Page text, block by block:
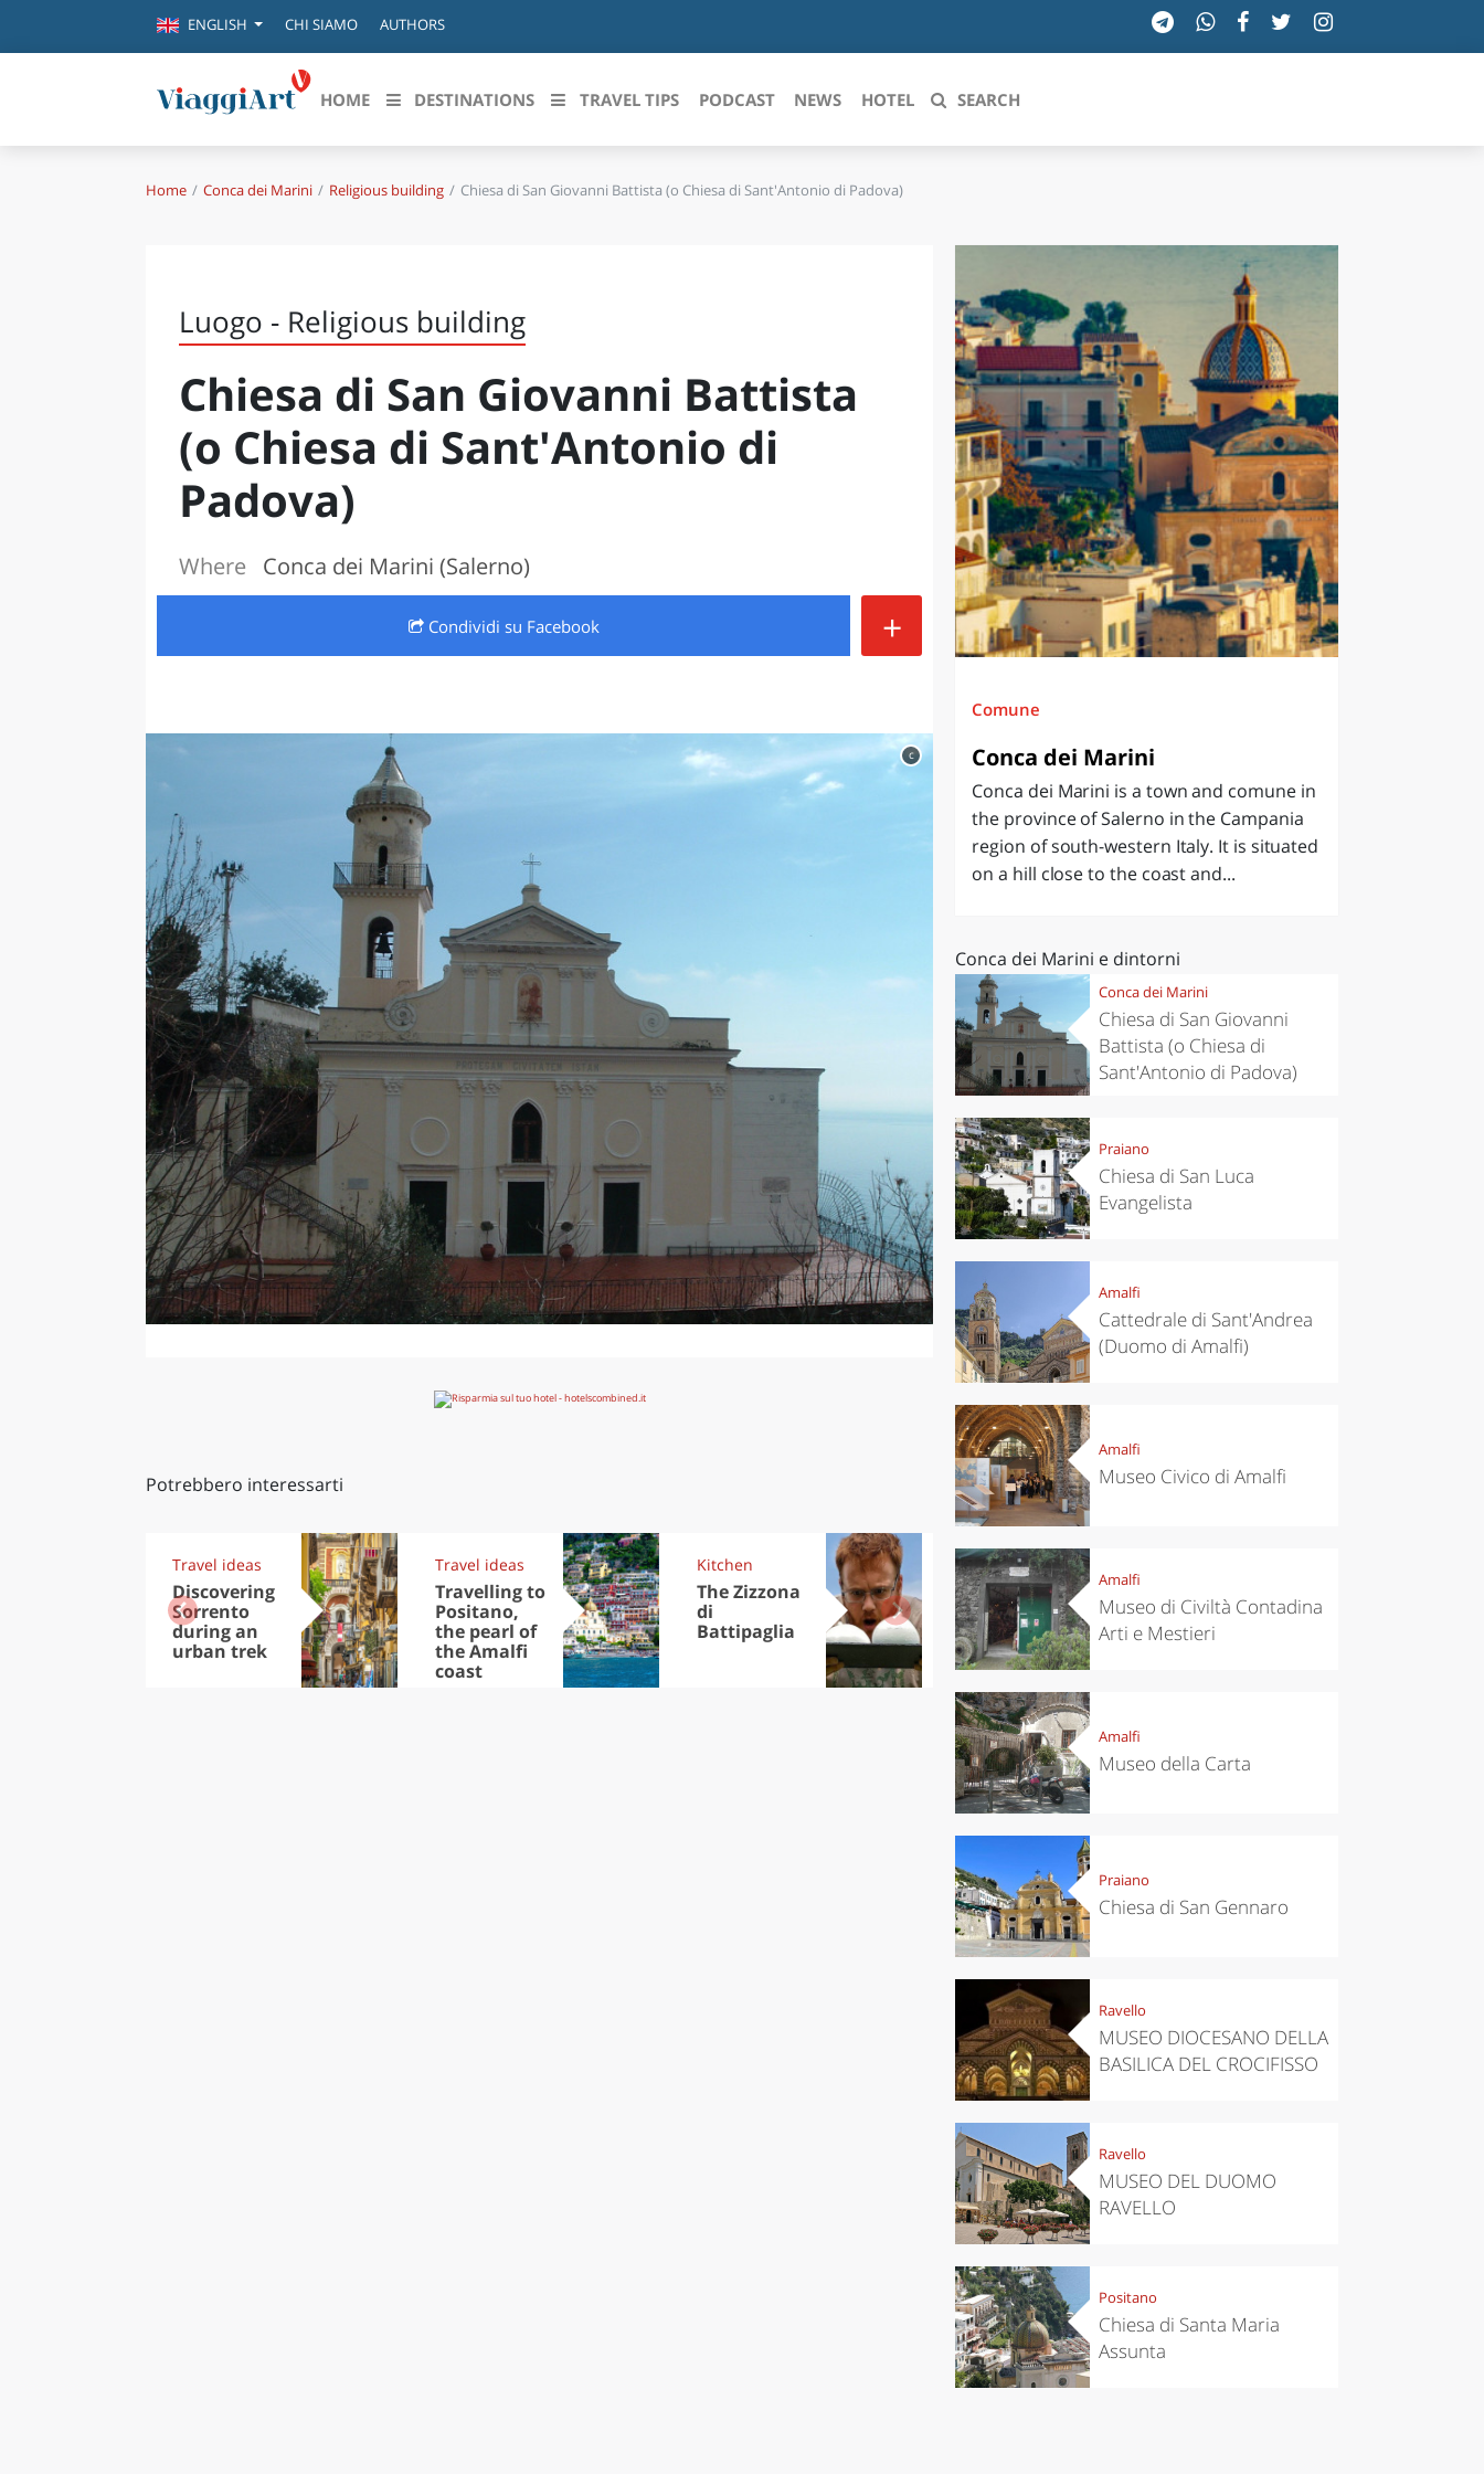
ENGLISH CHI SIAMO AUTHORS
HOME DESTINATIONS
Destinazioni in evidenza
FIRENZE
NAPOLI
BOLOGNA
LA SILA
IL SALENTO
RIMINI
Scopri le regioni italiane
CALABRIA
CAMPANIA
EMILIA-ROMAGNA
MOLISE
PIEMONTE
TRENTINO-ALTO ADIGE
UMBRIA
VALLE D'AOSTA
VENETO
TRAVEL TIPS PODCAST NEWS HOTEL SEARCH
Home Conca dei Marini Religious building Chiesa di San Giovanni Battista (o Chiesa di Sant'Antonio di Padova)
Luogo - Religious building
Chiesa di San Giovanni Battista
(o Chiesa di Sant'Antonio di
Padova)
Where Conca dei Marini (Salerno)
Condividi su Facebook +
c
Potrebbero interessarti
Travel ideas
Discovering
Sorrento
during an
urban trek
Travel ideas
Travelling to
Positano,
the pearl of
the Amalfi
coast
Kitchen
The Zizzona
di
Battipaglia
Travel ideas
European
capitals to
visit in
November
trip to
Comune
Conca dei Marini
Conca dei Marini is a town and comune in
the province of Salerno in the Campania
region of south-western Italy. It is situated
on a hill close to the coast and...
Conca dei Marini e dintorni
Conca dei Marini
Chiesa di San Giovanni
Battista (o Chiesa di
Sant'Antonio di Padova)
Praiano
Chiesa di San Luca
Evangelista
Amalfi
Cattedrale di Sant'Andrea
(Duomo di Amalfi)
Amalfi
Museo Civico di Amalfi
Amalfi
Museo di Civiltà Contadina
Arti e Mestieri
Amalfi
Museo della Carta
Praiano
Chiesa di San Gennaro
Ravello
MUSEO DIOCESANO DELLA
BASILICA DEL CROCIFISSO
Ravello
MUSEO DEL DUOMO
RAVELLO
Positano
Chiesa di Santa Maria
Assunta